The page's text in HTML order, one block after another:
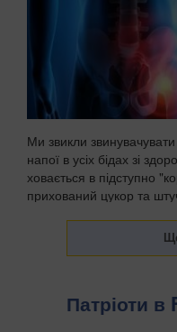
Ми звикли
напої в усіх бідах зі
ховається в підступно
прихований цукор та
Патріоти в